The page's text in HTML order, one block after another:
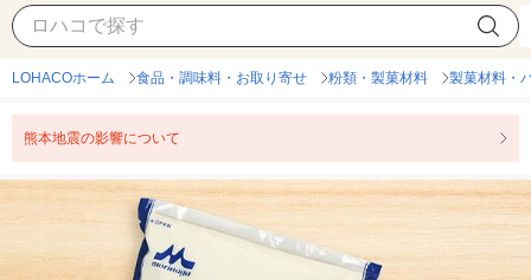
LOHACOホーム 食品・調味料・お取り寄せ 粉類・製菓材料 製菓材料・
熊本地震の影響について